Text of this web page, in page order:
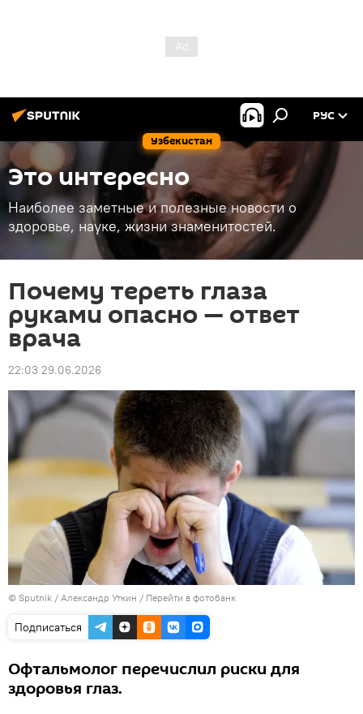
Узбекистан
РУС
Это интересно
Наиболее заметные и полезные новости о
здоровье, науке, жизни знаменитостей.
Почему тереть глаза
руками опасно — ответ
врача
22:03 29.06.2026
© Sputnik / Александр Уткин / Перейти в фотобанк
Подписаться
Офтальмолог перечислил риски для
здоровья глаз.